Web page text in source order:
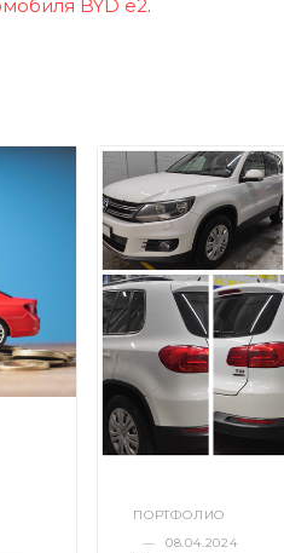
BYD e2.
ПОРТФОЛИО
—
08.04.2024